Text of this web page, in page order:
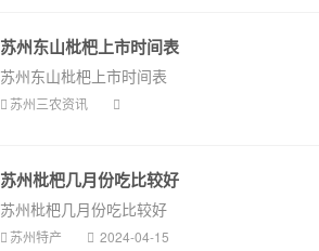
苏州东山枇杷上市时间表
苏州东山枇杷上市时间表
苏州三农资讯
苏州枇杷几月份吃比较好
苏州枇杷几月份吃比较好
苏州特产 2024-04-15